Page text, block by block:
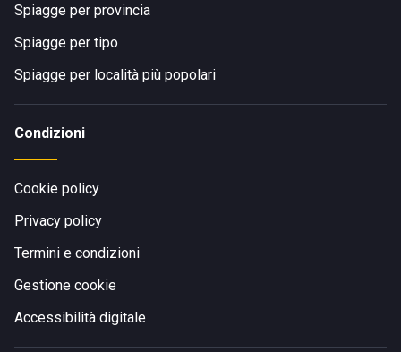
Spiagge per provincia
Spiagge per tipo
Spiagge per località più popolari
Condizioni
Cookie policy
Privacy policy
Termini e condizioni
Gestione cookie
Accessibilità digitale